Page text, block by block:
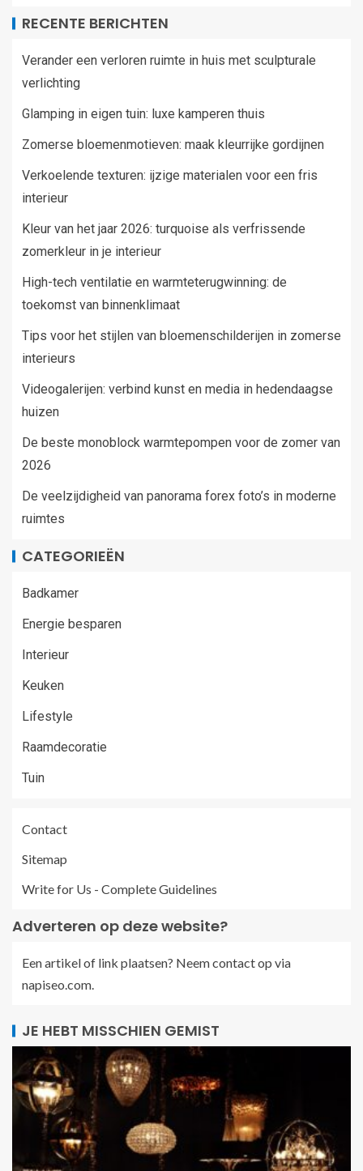
RECENTE BERICHTEN
Verander een verloren ruimte in huis met sculpturale
verlichting
Glamping in eigen tuin: luxe kamperen thuis
Zomerse bloemenmotieven: maak kleurrijke gordijnen
Verkoelende texturen: ijzige materialen voor een fris
interieur
Kleur van het jaar 2026: turquoise als verfrissende
zomerkleur in je interieur
High-tech ventilatie en warmteterugwinning: de
toekomst van binnenklimaat
Tips voor het stijlen van bloemenschilderijen in zomerse
interieurs
Videogalerijen: verbind kunst en media in hedendaagse
huizen
De beste monoblock warmtepompen voor de zomer van
2026
De veelzijdigheid van panorama forex foto’s in moderne
ruimtes
CATEGORIEËN
Badkamer
Energie besparen
Interieur
Keuken
Lifestyle
Raamdecoratie
Tuin
Contact
Sitemap
Write for Us - Complete Guidelines
Adverteren op deze website?
Een artikel of link plaatsen? Neem contact op via
napiseo.com.
JE HEBT MISSCHIEN GEMIST